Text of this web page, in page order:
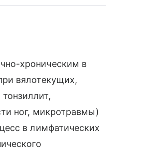
хроническим в
вялотекущих,
ног, микротравмы)
в лимфатических